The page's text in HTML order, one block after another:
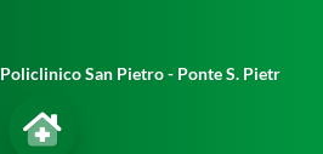
Policlinico San Pietro - Ponte S. Pietr